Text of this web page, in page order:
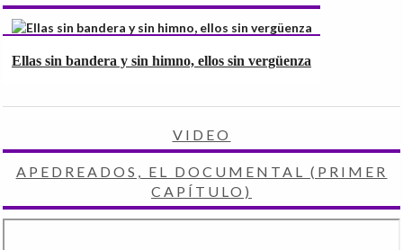
Ellas sin bandera y sin himno, ellos sin vergüenza
VIDEO
APEDREADOS, EL DOCUMENTAL (PRIMER
CAPÍTULO)